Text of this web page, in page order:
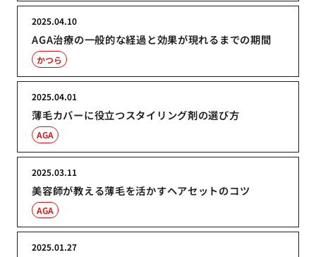
AGA治療の一般的な経過と効果が現れるまでの期間
2025.04.10
かつら
薄毛カバーに役立つスタイリング剤の選び方
2025.04.01
AGA
美容師が教える薄毛を活かすヘアセットのコツ
2025.03.11
AGA
2025.01.27